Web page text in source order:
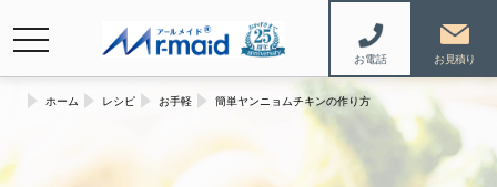
お電話
navigation
ホーム レシピ お手軽 簡単ヤンニョムチキンの作り方